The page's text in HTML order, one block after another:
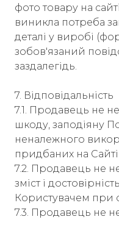
фото товару на
виникла потреба
деталі у виробі
зобов'язаний
заздалегідь.
7. Відповідальність
7.1. Продавець не
шкоду, заподіяну
неналежного
придбаних на
7.2. Продавець не
зміст і
Користувачем при
7.3. Продавець не